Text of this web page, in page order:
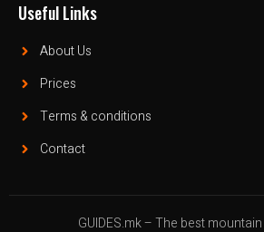
Useful Links
About Us
Prices
Terms & conditions
Contact
GUIDES.mk – The best